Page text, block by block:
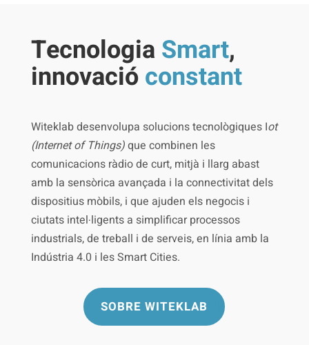
Tecnologia Smart,
innovacióconstant
Witeklab desenvolupa solucions tecnològiques Iot
(Internet of Things)que combinen les
comunicacions ràdio de curt, mitjà i llarg abast
amb la sensòrica avançada i la connectivitat dels
dispositius mòbils, i que ajuden els negocis i
ciutats intel·ligents a simplificar processos
industrials, de treball i de serveis, en línia amb la
Indústria 4.0 i les Smart Cities.
SOBRE WITEKLAB